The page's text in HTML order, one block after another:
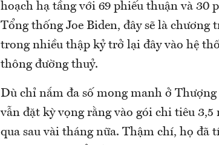
hoạch hạ tầng với 69 phiếu thuận và 30
Tổng thống Joe Biden, đây sẽ là
trong nhiều thập kỷ trở lại đây vào hệ
thông đường thuỷ.
Dù chỉ nắm đa số mong manh ở
vẫn đặt kỳ vọng rằng vào gói chi tiêu
qua sau vài tháng nữa. Thậm chí, họ đã